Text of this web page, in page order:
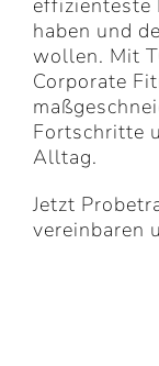
effizienteste
haben und
wollen. Mit
Corporate
Fortschritte
Alltag.
Jetzt
vereinbaren